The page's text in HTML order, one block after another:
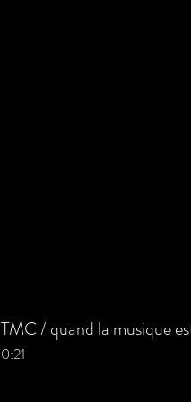
TMC / quand la musique
0:21